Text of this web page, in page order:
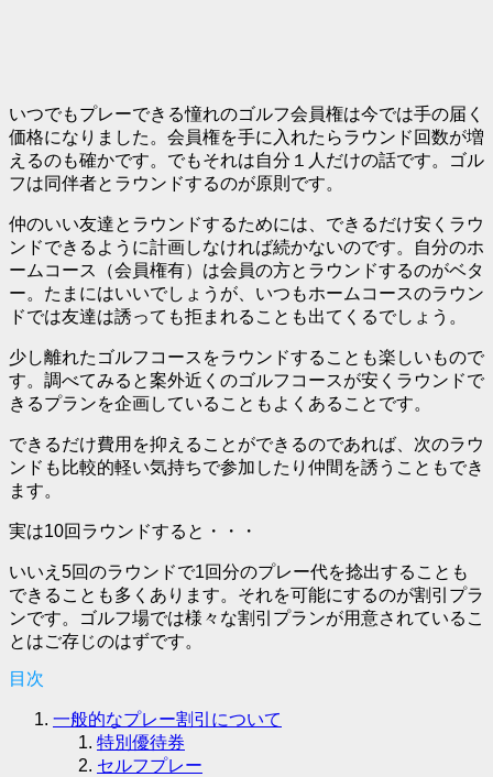
いつでもプレーできる憧れのゴルフ会員権は今では手の届く
価格になりました。会員権を手に入れたらラウンド回数が増
えるのも確かです。でもそれは自分１人だけの話です。ゴル
フは同伴者とラウンドするのが原則です。
仲のいい友達とラウンドするためには、できるだけ安くラウ
ンドできるように計画しなければ続かないのです。自分のホ
ームコース（会員権有）は会員の方とラウンドするのがベタ
ー。たまにはいいでしょうが、いつもホームコースのラウン
ドでは友達は誘っても拒まれることも出てくるでしょう。
少し離れたゴルフコースをラウンドすることも楽しいもので
す。調べてみると案外近くのゴルフコースが安くラウンドで
きるプランを企画していることもよくあることです。
できるだけ費用を抑えることができるのであれば、次のラウ
ンドも比較的軽い気持ちで参加したり仲間を誘うこともでき
ます。
実は10回ラウンドすると・・・
いいえ5回のラウンドで1回分のプレー代を捻出することも
できることも多くあります。それを可能にするのが割引プラ
ンです。ゴルフ場では様々な割引プランが用意されているこ
とはご存じのはずです。
目次
一般的なプレー割引について
特別優待券
セルフプレー